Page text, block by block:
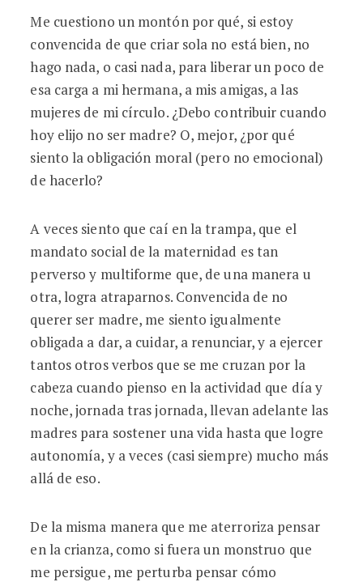
Me cuestiono un montón por qué, si estoy
convencida de que criar sola no está bien, no
hago nada, o casi nada, para liberar un poco de
esa carga a mi hermana, a mis amigas, a las
mujeres de mi círculo. ¿Debo contribuir cuando
hoy elijo no ser madre? O, mejor, ¿por qué
siento la obligación moral (pero no emocional)
de hacerlo?
A veces siento que caí en la trampa, que el
mandato social de la maternidad es tan
perverso y multiforme que, de una manera u
otra, logra atraparnos. Convencida de no
querer ser madre, me siento igualmente
obligada a dar, a cuidar, a renunciar, y a ejercer
tantos otros verbos que se me cruzan por la
cabeza cuando pienso en la actividad que día y
noche, jornada tras jornada, llevan adelante las
madres para sostener una vida hasta que logre
autonomía, y a veces (casi siempre) mucho más
allá de eso.
De la misma manera que me aterroriza pensar
en la crianza, como si fuera un monstruo que
me persigue, me perturba pensar cómo